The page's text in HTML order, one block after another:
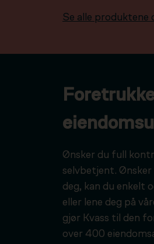
Se alle produktene
Ønsker du full
selvbetjent.
deg, kan du enkelt
eller lene deg på
gjør Kvass til den
over 400